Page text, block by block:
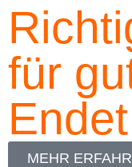
für
MEHR